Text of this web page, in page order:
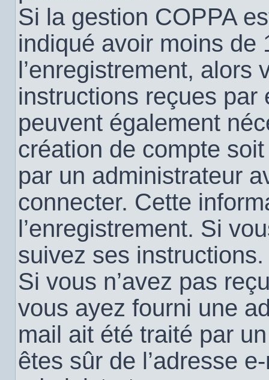
Si la gestion COPPA
indiqué avoir moins de
l’enregistrement, alors
instructions reçues par
peuvent également
création de compte
par un administrateur
connecter. Cette
l’enregistrement. Si
suivez ses instructions.
Si vous n’avez pas
vous ayez fourni une
mail ait été traité par
êtes sûr de l’adresse